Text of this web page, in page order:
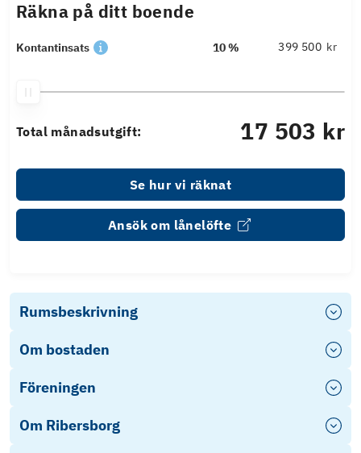
Räkna på ditt boende
Kontantinsats 10 % kr
Total månadsutgift: 17 503 kr
Se hur vi räknat
Ansök om lånelöfte
Rumsbeskrivning
Om bostaden
Föreningen
Om Ribersborg